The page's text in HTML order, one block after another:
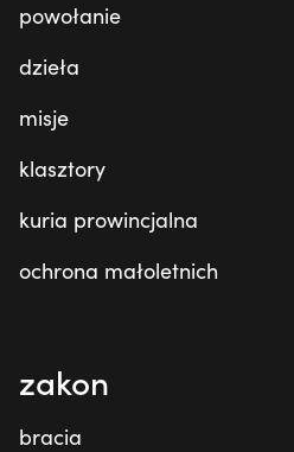
powołanie
dzieła
misje
klasztory
kuria prowincjalna
ochrona małoletnich
zakon
bracia